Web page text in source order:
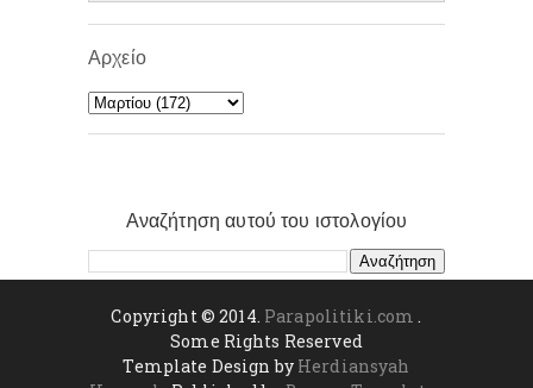
Αρχείο
Αναζήτηση αυτού του ιστολογίου
Copyright © 2014. Parapolitiki.com .
Some Rights Reserved
Template Design by Herdiansyah